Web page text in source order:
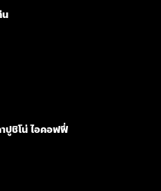
น
าปูชิโน่ ไอคอฟฟี่